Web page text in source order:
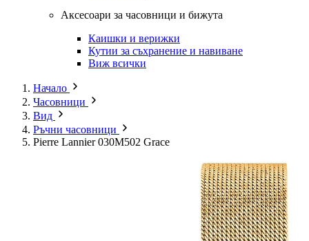
Аксесоари за часовници и бижута
Каишки и верижки
Кутии за съхранение и навиване
Виж всички
Начало
Часовници
Вид
Ръчни часовници
Pierre Lannier 030M502 Grace